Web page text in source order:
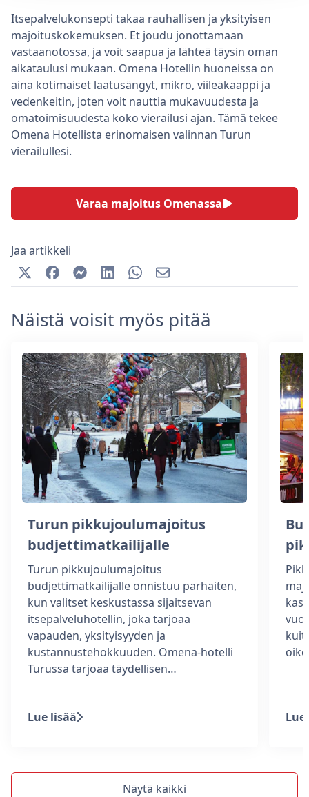
Itsepalvelukonsepti takaa rauhallisen ja yksityisen
majoituskokemuksen. Et joudu jonottamaan
vastaanotossa, ja voit saapua ja lähteä täysin oman
aikataulusi mukaan. Omena Hotellin huoneissa on
aina kotimaiset laatusängyt, mikro, viileäkaappi ja
vedenkeitin, joten voit nauttia mukavuudesta ja
omatoimisuudesta koko vierailusi ajan. Tämä tekee
Omena Hotellista erinomaisen valinnan Turun
vierailullesi.
Varaa majoitus Omenassa
Jaa artikkeli
Näistä voisit myös pitää
Turun pikkujoulumajoitus
budjettimatkailijalle
Turun pikkujoulumajoitus
budjettimatkailijalle onnistuu parhaiten,
kun valitset keskustassa sijaitsevan
itsepalveluhotellin, joka tarjoaa
vapauden, yksityisyyden ja
kustannustehokkuuden. Omena-hotelli
Turussa tarjoaa täydellisen…
Lue lisää
Näytä kaikki